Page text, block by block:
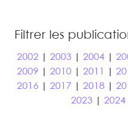
Filtrer les
2002| 2003| 2004|
2009
2010| 2011
2016
2017 2018|
2023| 2024